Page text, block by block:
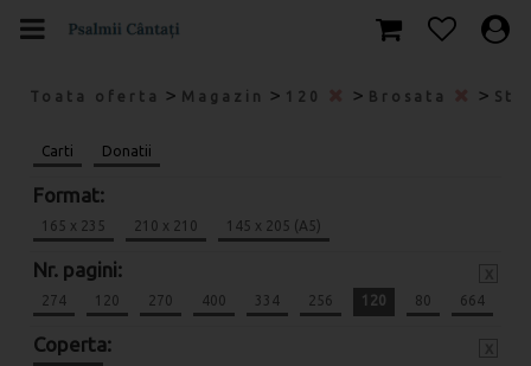
Toata oferta > Magazin > 120 > Brosata >
Carti Donatii
Format:
165 x 235 210 x 210 145 x 205 (A5)
Nr. pagini:
274 120 270 400 334 256 120 80 664
Coperta: